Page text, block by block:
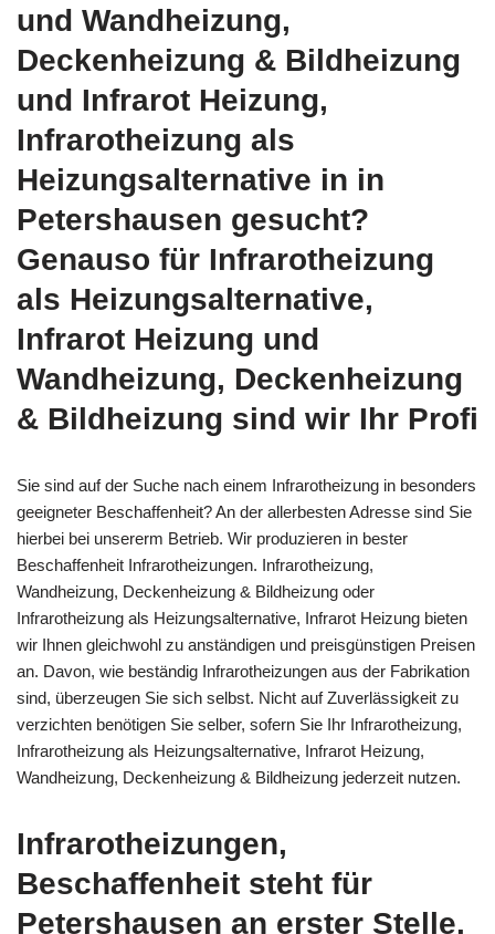
und Wandheizung,
Deckenheizung & Bildheizung
und Infrarot Heizung,
Infrarotheizung als
Heizungsalternative in in
Petershausen gesucht?
Genauso für Infrarotheizung
als Heizungsalternative,
Infrarot Heizung und
Wandheizung, Deckenheizung
& Bildheizung sind wir Ihr Profi
Sie sind auf der Suche nach einem Infrarotheizung in besonders
geeigneter Beschaffenheit? An der allerbesten Adresse sind Sie
hierbei bei unsererm Betrieb. Wir produzieren in bester
Beschaffenheit Infrarotheizungen. Infrarotheizung,
Wandheizung, Deckenheizung & Bildheizung oder
Infrarotheizung als Heizungsalternative, Infrarot Heizung bieten
wir Ihnen gleichwohl zu anständigen und preisgünstigen Preisen
an. Davon, wie beständig Infrarotheizungen aus der Fabrikation
sind, überzeugen Sie sich selbst. Nicht auf Zuverlässigkeit zu
verzichten benötigen Sie selber, sofern Sie Ihr Infrarotheizung,
Infrarotheizung als Heizungsalternative, Infrarot Heizung,
Wandheizung, Deckenheizung & Bildheizung jederzeit nutzen.
Infrarotheizungen,
Beschaffenheit steht für
Petershausen an erster Stelle.